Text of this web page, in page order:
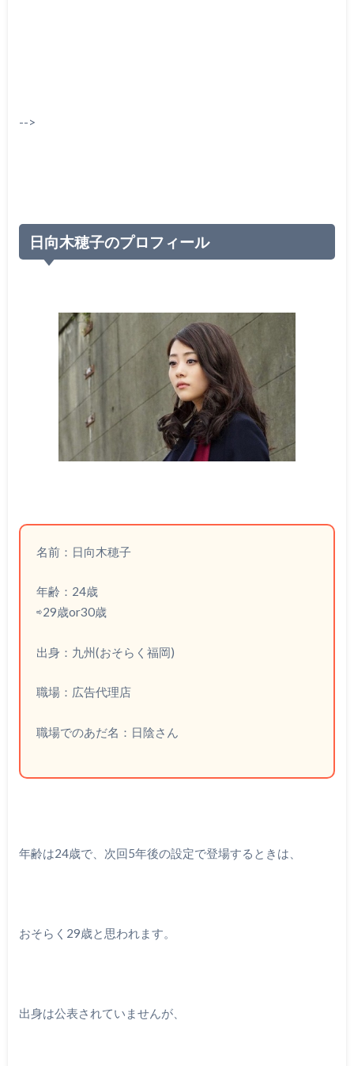
-->
日向木穂子のプロフィール
名前：日向木穂子
年齢：24歳
⇨29歳or30歳
出身：九州(おそらく福岡)
職場：広告代理店
職場でのあだ名：日陰さん
年齢は24歳で、次回5年後の設定で登場するときは、
おそらく29歳と思われます。
出身は公表されていませんが、